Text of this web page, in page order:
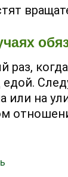
едой.
или на